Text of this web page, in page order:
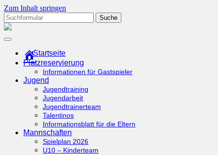
Zum Inhalt springen
Suchen
nach:tcottenhoefen.de
Startseite
Platzreservierung
Informationen für Gastspieler
Jugend
Jugendtraining
Jugendarbeit
Jugendtrainerteam
Talentinos
Informationsblatt für die Eltern
Mannschaften
Spielplan 2026
U10 – Kinderteam